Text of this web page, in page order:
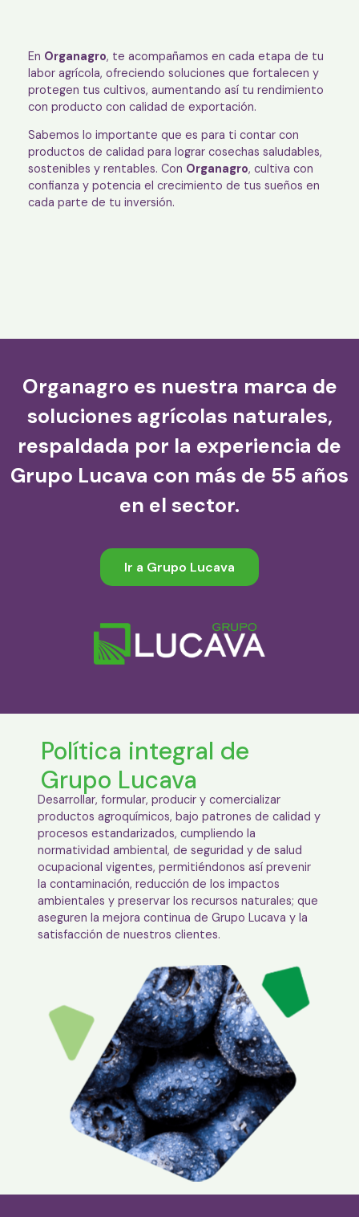
En Organagro, te acompañamos en cada etapa de tu
labor agrícola, ofreciendo soluciones que fortalecen y
protegen tus cultivos, aumentando así tu rendimiento
con producto con calidad de exportación.
Sabemos lo importante que es para ti contar con
productos de calidad para lograr cosechas saludables,
sostenibles y rentables. Con Organagro, cultiva con
confianza y potencia el crecimiento de tus sueños en
cada parte de tu inversión.
Organagro es nuestra marca de
soluciones agrícolas naturales,
respaldada por la experiencia de
Grupo Lucava con más de 55 años
en el sector.
Ir a Grupo Lucava
Política integral de
Grupo Lucava
Desarrollar, formular, producir y comercializar
productos agroquímicos, bajo patrones de calidad y
procesos estandarizados, cumpliendo la
normatividad ambiental, de seguridad y de salud
ocupacional vigentes, permitiéndonos así prevenir
la contaminación, reducción de los impactos
ambientales y preservar los recursos naturales; que
aseguren la mejora continua de Grupo Lucava y la
satisfacción de nuestros clientes.